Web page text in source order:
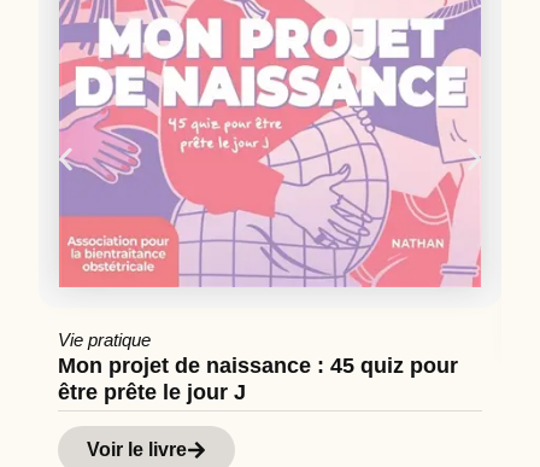
Vie pratique
Mon projet de naissance : 45 quiz pour
être prête le jour J
Voir le livre